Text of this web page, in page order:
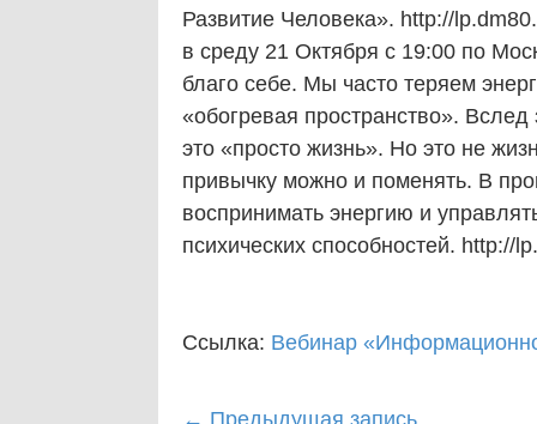
Развитие Человека». http://
в среду 21 Октября с 19:00 по
благо себе. Мы часто теряем
«обогревая пространство».
это «просто жизнь». Но это не
привычку можно и поменять. В
воспринимать энергию и
психических способностей. http://
Ссылка: Вебинар
Post
← Предыдущая запись